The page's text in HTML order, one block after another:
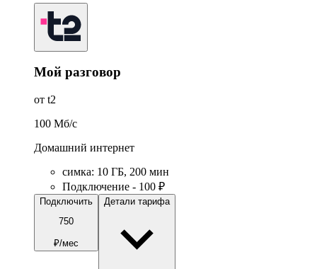
Мой разговор
от t2
100 Мб/c
Домашний интернет
симка: 10 ГБ, 200 мин
Подключение - 100 ₽
Подключить
750
₽/мес
Детали тарифа